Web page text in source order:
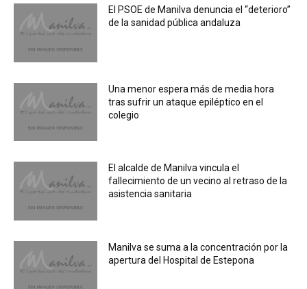
El PSOE de Manilva denuncia el “deterioro”
de la sanidad pública andaluza
Una menor espera más de media hora
tras sufrir un ataque epiléptico en el
colegio
El alcalde de Manilva vincula el
fallecimiento de un vecino al retraso de la
asistencia sanitaria
Manilva se suma a la concentración por la
apertura del Hospital de Estepona